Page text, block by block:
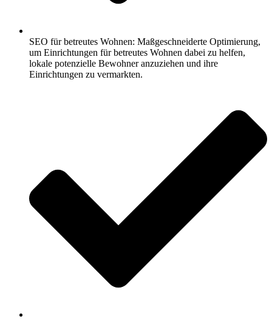
SEO für betreutes Wohnen: Maßgeschneiderte Optimierung,
um Einrichtungen für betreutes Wohnen dabei zu helfen,
lokale potenzielle Bewohner anzuziehen und ihre
Einrichtungen zu vermarkten.